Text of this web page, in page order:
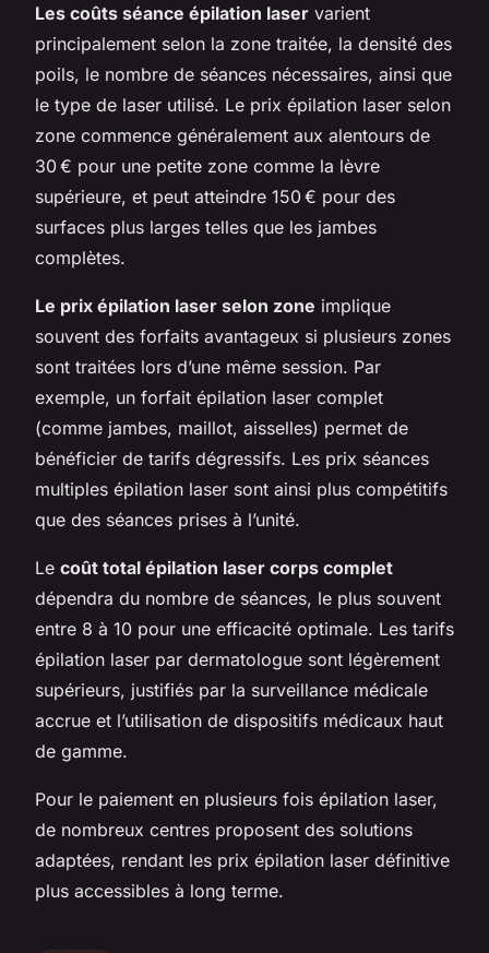
Les coûts séance épilation laser varient
principalement selon la zone traitée, la densité des
poils, le nombre de séances nécessaires, ainsi que
le type de laser utilisé. Le prix épilation laser selon
zone commence généralement aux alentours de
30 € pour une petite zone comme la lèvre
supérieure, et peut atteindre 150 € pour des
surfaces plus larges telles que les jambes
complètes.
Le prix épilation laser selon zone implique
souvent des forfaits avantageux si plusieurs zones
sont traitées lors d’une même session. Par
exemple, un forfait épilation laser complet
(comme jambes, maillot, aisselles) permet de
bénéficier de tarifs dégressifs. Les prix séances
multiples épilation laser sont ainsi plus compétitifs
que des séances prises à l’unité.
Le coût total épilation laser corps complet
dépendra du nombre de séances, le plus souvent
entre 8 à 10 pour une efficacité optimale. Les tarifs
épilation laser par dermatologue sont légèrement
supérieurs, justifiés par la surveillance médicale
accrue et l’utilisation de dispositifs médicaux haut
de gamme.
Pour le paiement en plusieurs fois épilation laser,
de nombreux centres proposent des solutions
adaptées, rendant les prix épilation laser définitive
plus accessibles à long terme.